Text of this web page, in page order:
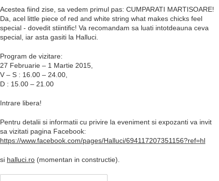
Acestea fiind zise, sa vedem primul pas: CUMPARATI MARTISOARE!
Da, acel little piece of red and white string what makes chicks feel
special - dovedit stiintific! Va recomandam sa luati intotdeauna ceva
special, iar asta gasiti la Halluci.
Program de vizitare:
27 Februarie – 1 Martie 2015,
V – S : 16.00 – 24.00,
D : 15.00 – 21.00
Intrare libera!
Pentru detalii si informatii cu privire la eveniment si expozanti va invit
sa vizitati pagina Facebook:
https://www.facebook.com/pages/Halluci/694117207351156?ref=hl
si halluci.ro (momentan in constructie).